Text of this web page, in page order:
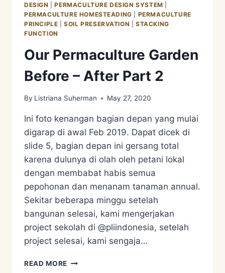
DESIGN
|PERMACULTURE DESIGN SYSTEM
PERMACULTURE HOMESTEADING
PERMACULTURE
PRINCIPLE |SOIL PRESERVATION |STACKING
FUNCTION
Our Permaculture Garden
Before – After Part 2
By Listriana Suherman May 27, 2020
Ini foto kenangan bagian depan yang mulai
digarap di awal Feb 2019. Dapat dicek di
slide 5, bagian depan ini gersang total
karena dulunya di olah oleh petani lokal
dengan membabat habis semua
pepohonan dan menanam tanaman annual.
Sekitar beberapa minggu setelah
bangunan selesai, kami mengerjakan
project sekolah di @pliindonesia, setelah
project selesai, kami sengaja…
READ MORE OUR